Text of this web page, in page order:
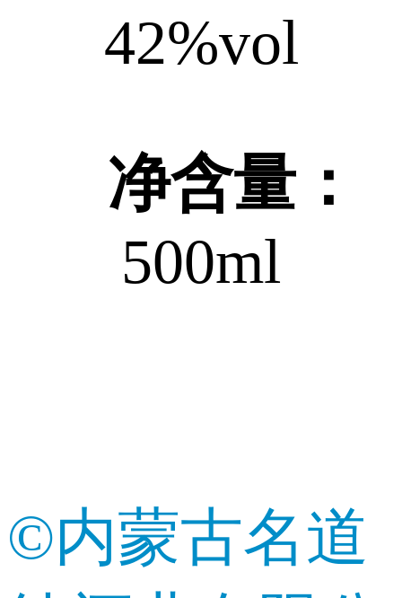
42%vol
净含量：
500ml
©内蒙古名道